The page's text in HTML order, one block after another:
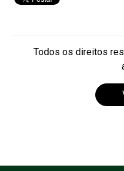
Todos os direitos